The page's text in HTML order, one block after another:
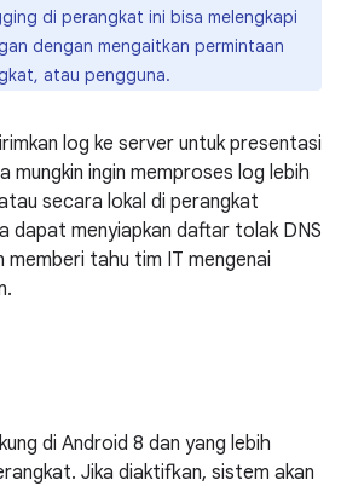
di perangkat ini bisa melengkapi
dengan mengaitkan permintaan
atau pengguna.
log ke server untuk presentasi
mungkin ingin memproses log lebih
secara lokal di perangkat
dapat menyiapkan daftar tolak DNS
memberi tahu tim IT mengenai
di Android 8 dan yang lebih
Jika diaktifkan, sistem akan